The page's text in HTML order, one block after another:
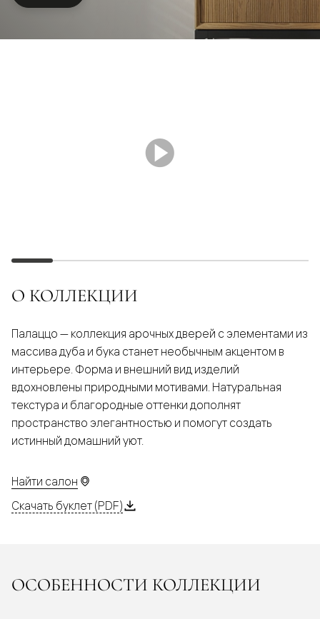
О КОЛЛЕКЦИИ
Палаццо — коллекция арочных дверей с элементами из
массива дуба и бука станет необычным акцентом в
интерьере. Форма и внешний вид изделий
вдохновлены природными мотивами. Натуральная
текстура и благородные оттенки дополнят
пространство элегантностью и помогут создать
истинный домашний уют.
Найти салон
Скачать буклет (PDF)
ОСОБЕННОСТИ КОЛЛЕКЦИИ